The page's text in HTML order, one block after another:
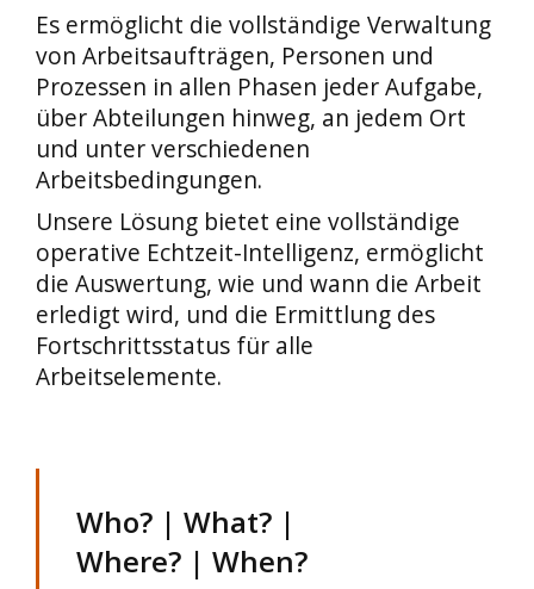
Es ermöglicht die vollständige Verwaltung
von Arbeitsaufträgen, Personen und
Prozessen in allen Phasen jeder Aufgabe,
über Abteilungen hinweg, an jedem Ort
und unter verschiedenen
Arbeitsbedingungen.
Unsere Lösung bietet eine vollständige
operative Echtzeit-Intelligenz, ermöglicht
die Auswertung, wie und wann die Arbeit
erledigt wird, und die Ermittlung des
Fortschrittsstatus für alle
Arbeitselemente.
Who? | What? |
Where? | When?